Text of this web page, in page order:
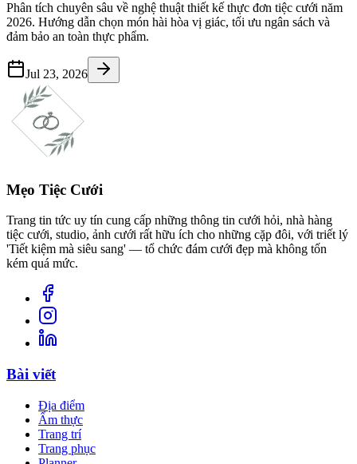
Phân tích chuyên sâu về nghệ thuật thiết kế thực đơn tiệc cưới năm
2026. Hướng dẫn chọn món hài hòa vị giác, tối ưu ngân sách và
đảm bảo an toàn thực phẩm.
Jul 23, 2026
Mẹo Tiệc Cưới
Trang tin tức uy tín cung cấp những thông tin cưới hỏi, nhà hàng
tiệc cưới, studio, ảnh cưới rất hữu ích cho những cặp đôi, với triết lý
'Tiết kiệm mà siêu sang' — tổ chức đám cưới đẹp mà không tốn
kém quá mức.
Bài viết
Địa điểm
Ẩm thực
Trang trí
Trang phục